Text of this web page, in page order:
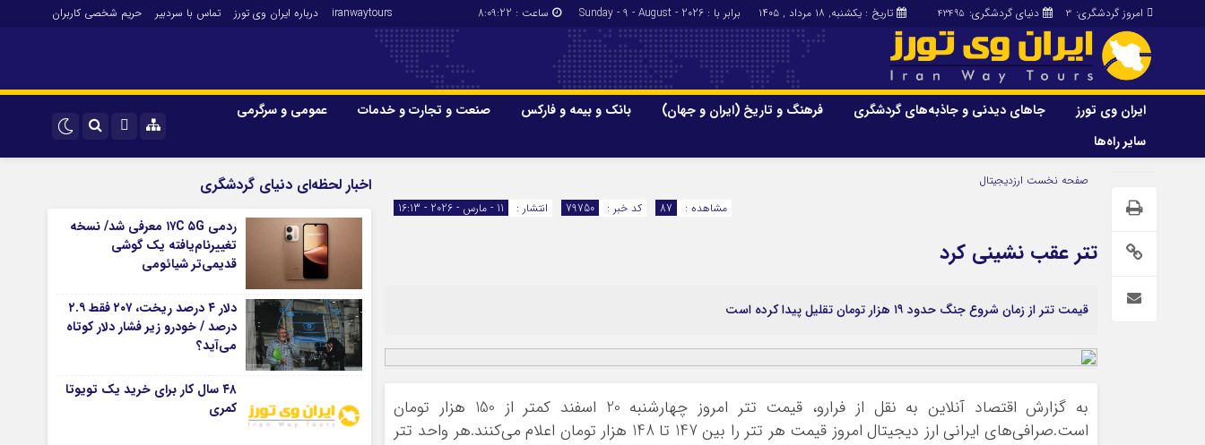
دنیای گردشگری: 43495 امروز گردشگری: 3 تاریخ : یکشنبه, ۱۸ مرداد , ۱۴۰۵ برابر با : Sunday - 9 - August - 2026 ساعت : 8:09:23
iranwaytours درباره ایران وی تورز تماس با سردبیر حریم شخصی کاربران
ایران وی تورز جاهای دیدنی و جاذبه‌های گردشگری فرهنگ و تاریخ (ایران و جهان) بانک و بیمه و فارکس صنعت و تجارت و خدمات
عمومی و سرگرمی
سایر راه‌ها
اینستاگرام
ایران وی تورز
شرایط بازنشر محتوا در ایران وی تورز
ایران سفر تور
گزارش‌های خبری میراث فرهنگی
بانک و بیمه و فارکس
ارزدیجیتال
صنعت و تجارت و خدمات
اقتصاد گردشگری
خودرو
پزشکی، سلامت و زیبایی
اخبار بانکی و اقتصادی
بلیط اتوبوس
صفحه نخست ارزدیجیتال
انتشار :
11 - مارس - 2026 - 16:13 کد خبر : 79750 مشاهده : 87
تتر عقب نشینی کرد
قیمت تتر از زمان شروع جنگ حدود ۱۹ هزار تومان تقلیل پیدا کرده است
به گزارش اقتصاد آنلاین به نقل از فرارو، قیمت تتر امروز چهارشنبه 20 اسفند کمتر از 150 هزار تومان
است.صرافی‌های ایرانی ارز دیجیتال امروز قیمت هر تتر را بین 147 تا 148 هزار تومان اعلام می‌کنند.هر واحد تتر
اخبار لحظه‌ای دنیای گردشگری
ردمی ۱۷C ۵G معرفی شد/ نسخه
تغییرنام‌یافته یک گوشی
قدیمی‌تر شیائومی
دلار ۴ درصد ریخت، ۲۰۷ فقط ۲.۹
درصد / خودرو زیر فشار دلار کوتاه
می‌آید؟
۴۸ سال کار برای خرید یک تویوتا
کمری